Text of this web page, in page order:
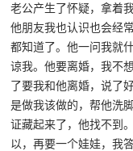
老公产生了怀疑，拿着
他朋友我也认识也会经
都知道了。他一问我就
谅我。他要离婚，我不
了要我和他离婚，说了
是做我该做的，帮他洗
证藏起来了，他找不到
以，再要一个娃娃，我